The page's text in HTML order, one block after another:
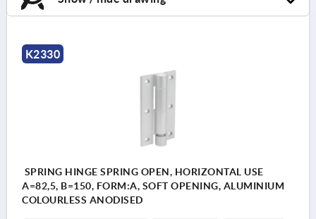
K2330
SPRING HINGE SPRING OPEN, HORIZONTAL USE
A=82,5, B=150, FORM:A, SOFT OPENING, ALUMINIUM
COLOURLESS ANODISED